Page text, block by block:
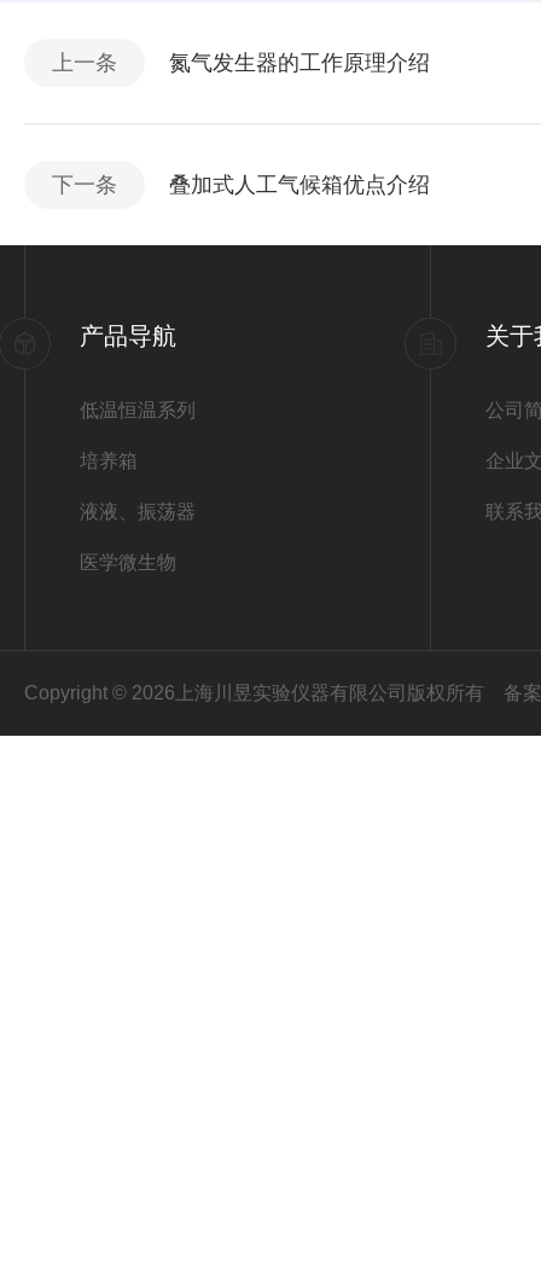
上一条 氮气发生器的工作原理介绍
下一条 叠加式人工气候箱优点介绍
产品导航
低温恒温系列
培养箱
液液、振荡器
医学微生物
关于
公司
企业
联系
Copyright © 2026上海川昱实验仪器有限公司版权所有 备